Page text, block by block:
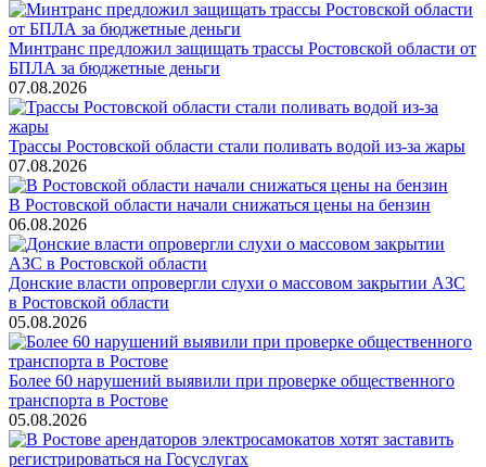
Минтранс предложил защищать трассы Ростовской области от
БПЛА за бюджетные деньги
07.08.2026
Трассы Ростовской области стали поливать водой из-за жары
07.08.2026
В Ростовской области начали снижаться цены на бензин
06.08.2026
Донские власти опровергли слухи о массовом закрытии АЗС
в Ростовской области
05.08.2026
Более 60 нарушений выявили при проверке общественного
транспорта в Ростове
05.08.2026